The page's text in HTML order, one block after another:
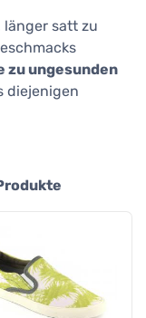
länger satt zu
zu ungesunden
diejenigen